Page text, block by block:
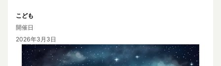
こども
開催日
2026年3月3日